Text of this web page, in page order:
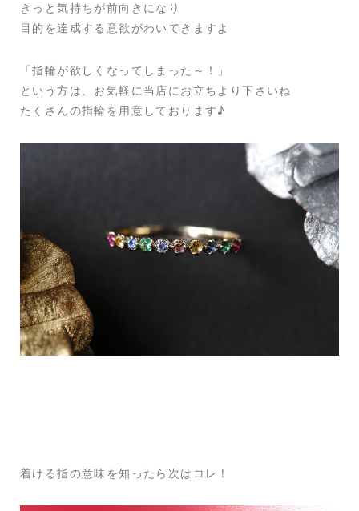
きっと気持ちが前向きになり
目的を達成する意欲がわいてきますよ
「指輪が欲しくなってしまった～！」
という方は、お気軽に当店にお立ちより下さいね
たくさんの指輪を用意しております♪
着ける指の意味を知ったら次はコレ！